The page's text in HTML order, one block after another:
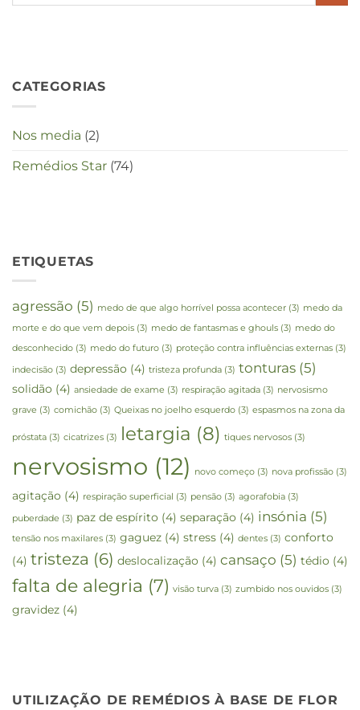
in
CATEGORIAS
Nos media (2)
Remédios Star (74)
ETIQUETAS
agressão (5) medo de que algo horrível possa acontecer (3) medo da
morte e do que vem depois (3) medo de fantasmas e ghouls (3) medo do
desconhecido (3) medo do futuro (3) proteção contra influências externas (3)
indecisão (3) depressão (4) tristeza profunda (3) tonturas (5)
solidão (4) ansiedade de exame (3) respiração agitada (3) nervosismo
grave (3) comichão (3) Queixas no joelho esquerdo (3) espasmos na zona da
próstata (3) cicatrizes (3) letargia (8) tiques nervosos (3)
nervosismo (12) novo começo (3) nova profissão (3)
agitação (4) respiração superficial (3) pensão (3) agorafobia (3)
puberdade (3) paz de espírito (4) separação (4) insónia (5)
tensão nos maxilares (3) gaguez (4) stress (4) dentes (3) conforto
(4) tristeza (6) deslocalização (4) cansaço (5) tédio (4)
falta de alegria (7) visão turva (3) zumbido nos ouvidos (3)
gravidez (4)
UTILIZAÇÃO DE REMÉDIOS À BASE DE FLOR